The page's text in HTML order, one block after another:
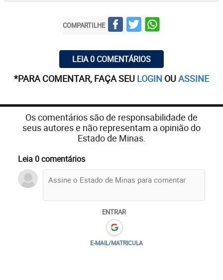
COMPARTILHE
LEIA 0 COMENTÁRIOS
*PARA COMENTAR, FAÇA SEU LOGIN OUASSINE
Os comentários são de responsabilidade de
seus autores e não representam a opinião do
Estado de Minas.
Leia 0 comentários
ENTRAR
E-MAIL/MATRICULA